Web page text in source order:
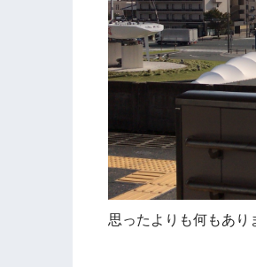
思ったよりも何もあり